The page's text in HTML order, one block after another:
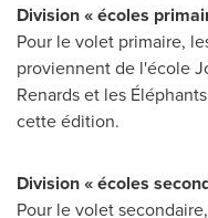
Division « écoles
Pour le volet primaire,
proviennent de l'école
Renards et les
cette édition.
Division « écoles
Pour le volet